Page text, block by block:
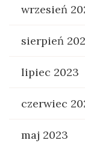
wrzesień
sierpień
lipiec 2023
czerwiec
maj 2023